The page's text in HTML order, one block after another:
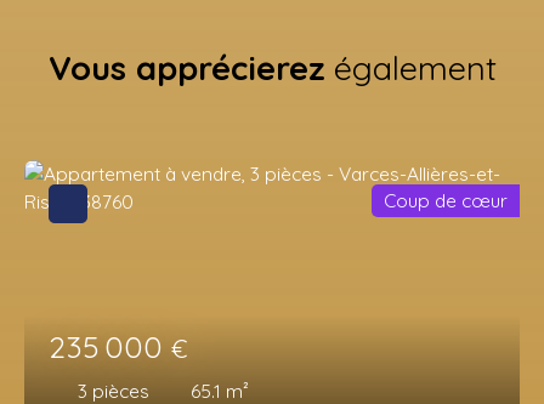
Vous apprécierez également
235 000 €
3 pièces 65.1 m²
Coup de cœur